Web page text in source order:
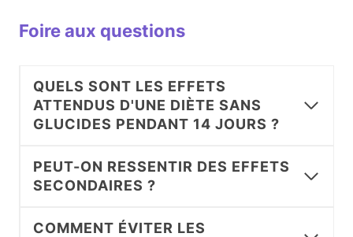
Foire aux questions
QUELS SONT LES EFFETS
ATTENDUS D'UNE DIÈTE SANS
GLUCIDES PENDANT 14 JOURS ?
PEUT-ON RESSENTIR DES EFFETS
SECONDAIRES ?
COMMENT ÉVITER LES